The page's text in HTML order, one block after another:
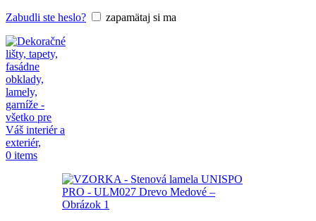
Zabudli ste heslo? zapamätaj si ma
0 items